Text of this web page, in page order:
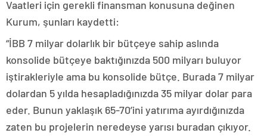
Vaatleri için gerekli finansman konusuna değinen
Kurum, şunları kaydetti:
“İBB 7 milyar dolarlık bir bütçeye sahip aslında
konsolide bütçeye baktığınızda 500 milyarı buluyor
iştirakleriyle ama bu konsolide bütçe. Burada 7 milyar
dolardan 5 yılda hesapladığınızda 35 milyar dolar para
eder. Bunun yaklaşık 65-70’ini yatırıma ayırdığınızda
zaten bu projelerin neredeyse yarısı buradan çıkıyor.